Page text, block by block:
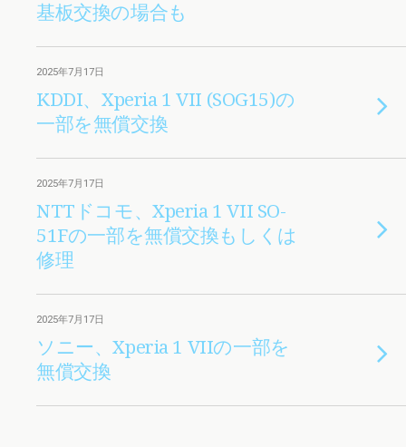
基板交換の場合も
2025年7月17日
KDDI、Xperia 1 VII (SOG15)の
一部を無償交換
2025年7月17日
NTTドコモ、Xperia 1 VII SO-
51Fの一部を無償交換もしくは
修理
2025年7月17日
ソニー、Xperia 1 VIIの一部を
無償交換